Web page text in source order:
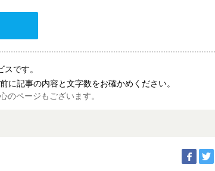
です。
に記事の内容と文字数をお確かめください。
のページもございます。